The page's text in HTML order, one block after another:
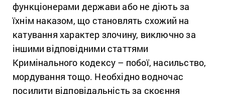
функціонерами держави або не діють за
їхнім наказом, що становлять схожий на
катування характер злочину, виключно за
іншими відповідними статтями
Кримінального кодексу – побої, насильство,
мордування тощо. Необхідно водночас
посилити відповідальність за скоєння